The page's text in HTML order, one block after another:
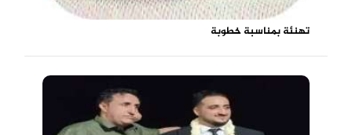
تهنئة بمناسبة خطوبة